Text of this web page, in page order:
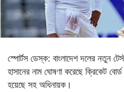
স্পোর্টস ডেস্ক: বাংলাদেশ দলের নতুন
হাসানের নাম ঘোষণা করেছে ক্রিকেট
হয়েছে সহ অধিনায়ক।